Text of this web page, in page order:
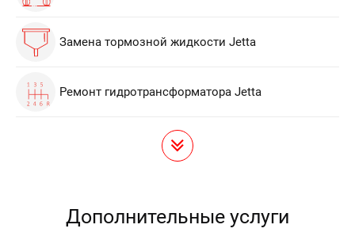
Замена тормозной жидкости Jetta
Ремонт гидротрансформатора Jetta
Дополнительные услуги